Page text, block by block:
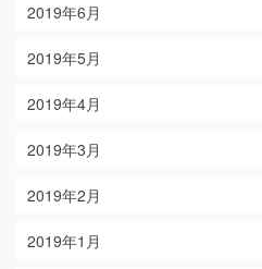
2019年6月
2019年5月
2019年4月
2019年3月
2019年2月
2019年1月